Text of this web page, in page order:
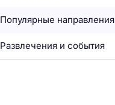
Популярные направления
Развлечения и события